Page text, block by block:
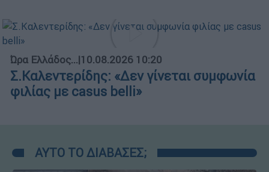
Ώρα Ελλάδος...|10.08.2026 10:20
Σ.Καλεντερίδης: «Δεν γίνεται συμφωνία
φιλίας με casus belli»
ΑΥΤΟ ΤΟ ΔΙΑΒΑΣΕΣ;